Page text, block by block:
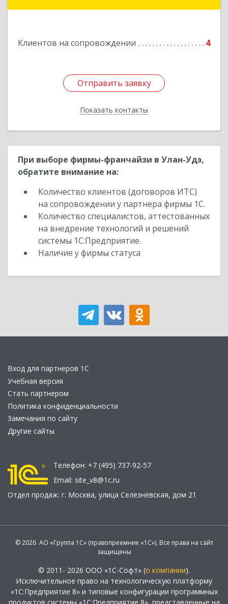
Клиентов на сопровождении 4
Отправить заявку
Показать контакты
Отправить заявку
Назад
При выборе фирмы-франчайзи в Улан-Удэ,
обратите внимание на:
Количество клиентов (договоров ИТС)
на сопровождении у партнера фирмы 1С.
Количество специалистов, аттестованных
на внедрение технологий и решений
системы 1С:Предприятие.
Наличие у фирмы статуса
Вход для партнеров 1С
Учебная версия
Стать партнером
Политика конфиденциальности
Замечания по сайту
Другие сайты
Телефон: +7 (495) 737-92-57
Email: site_v8@1c.ru
Отдел продаж: г. Москва, улица Селезнёвская, дом 21
© 2026 АО «Группа 1С» (правопреемник «1С»). Все права на сайт
защищены
© 2011- 2026 ООО «1С-Софт» (о компании).
Исключительное право на технологическую платформу
«1С:Предприятие 8» и типовые конфигурации программных